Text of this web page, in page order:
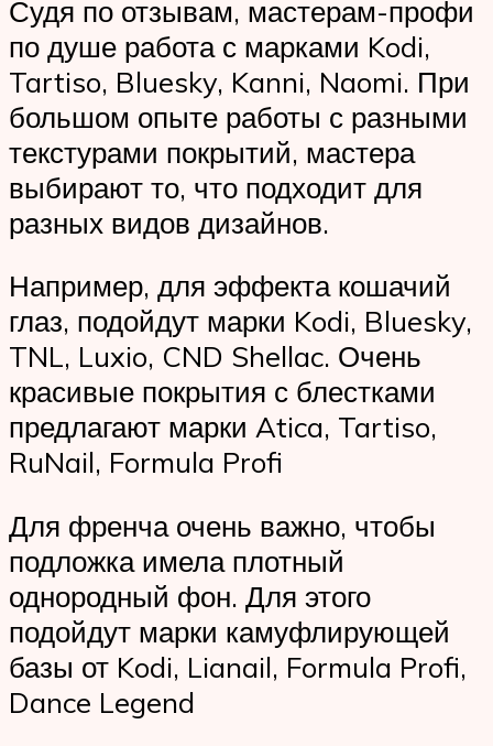
Судя по отзывам, мастерам-профи
по душе работа с марками Kodi,
Tartiso, Bluesky, Kanni, Naomi. При
большом опыте работы с разными
текстурами покрытий, мастера
выбирают то, что подходит для
разных видов дизайнов.
Например, для эффекта кошачий
глаз, подойдут марки Kodi, Bluesky,
TNL, Luxio, CND Shellac. Очень
красивые покрытия с блестками
предлагают марки Atica, Tartiso,
RuNail, Formula Profi
Для френча очень важно, чтобы
подложка имела плотный
однородный фон. Для этого
подойдут марки камуфлирующей
базы от Kodi, Lianail, Formula Profi,
Dance Legend